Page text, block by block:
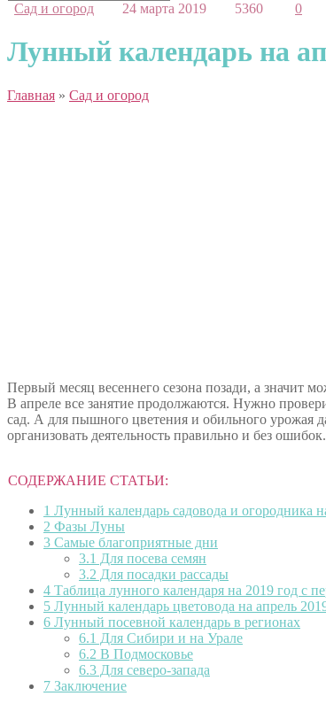
Сад и огород 24 марта 2019 5360 0
Лунный календарь на
Главная » Сад и огород
Первый месяц весеннего сезона позади, а значит
В апреле все занятие продолжаются. Нужно
сад. А для пышного цветения и обильного урожая
организовать деятельность правильно и без ошибок.
СОДЕРЖАНИЕ СТАТЬИ:
1 Лунный календарь садовода и огородника
2 Фазы Луны
3 Самые благоприятные дни
3.1 Для посева семян
3.2 Для посадки рассады
4 Таблица лунного календаря на 2019 год с
5 Лунный календарь цветовода на апрель
6 Лунный посевной календарь в регионах
6.1 Для Сибири и на Урале
6.2 В Подмосковье
6.3 Для северо-запада
7 Заключение